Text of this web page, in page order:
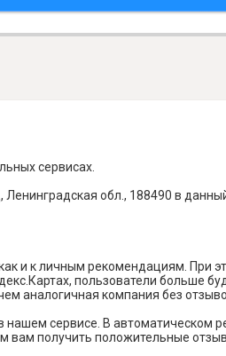
сервисах.
обл., 188490 в
и к личным рекомендациям. При
пользователи больше
аналогичная компания без
нашем сервисе. В автоматическом
вам получить положительные